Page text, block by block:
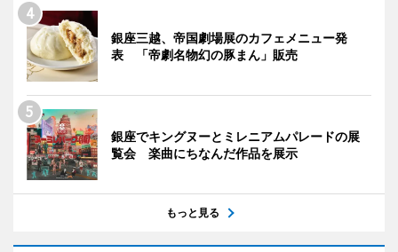
銀座三越、帝国劇場展のカフェメニュー発
表 「帝劇名物幻の豚まん」販売
銀座でキングヌーとミレニアムパレードの展
覧会 楽曲にちなんだ作品を展示
もっと見る